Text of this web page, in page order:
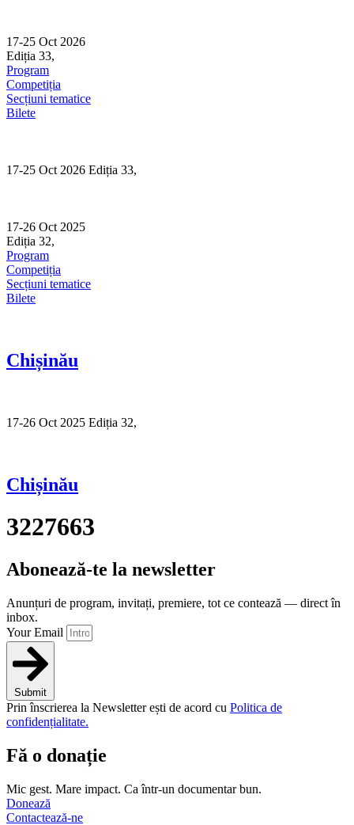
content
17-25 Oct 2026
Ediția 33,
Program
Competiția
Secțiuni tematice
Bilete
17-25 Oct 2026 Ediția 33,
17-26 Oct 2025
Ediția 32,
Program
Competiția
Secțiuni tematice
Bilete
Chișinău
17-26 Oct 2025 Ediția 32,
Chișinău
3227663
Abonează-te la newsletter
Anunțuri de program, invitați, premiere, tot ce contează — direct în
inbox.
Your Email
Submit
Prin înscrierea la Newsletter ești de acord cu Politica de
confidențialitate.
Fă o donație
Mic gest. Mare impact. Ca într-un documentar bun.
Donează
Contactează-ne